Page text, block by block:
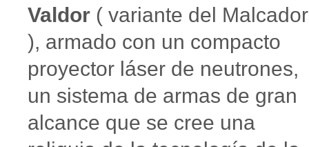
Valdor ( variante del Malcador
), armado con un compacto
proyector láser de neutrones,
un sistema de armas de gran
alcance que se cree una